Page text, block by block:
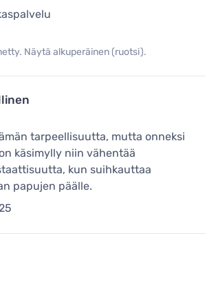
Näytä alkuperäinen (ruotsi).
tarpeellisuutta, mutta onneksi
käsimylly niin vähentää
kun suihkauttaa
papujen päälle.